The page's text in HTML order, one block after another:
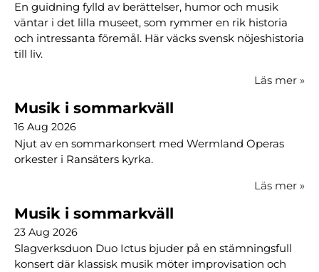
En guidning fylld av berättelser, humor och musik
väntar i det lilla museet, som rymmer en rik historia
och intressanta föremål. Här väcks svensk nöjeshistoria
till liv.
Läs mer »
Musik i sommarkväll
16 Aug 2026
Njut av en sommarkonsert med Wermland Operas
orkester i Ransäters kyrka.
Läs mer »
Musik i sommarkväll
23 Aug 2026
Slagverksduon Duo Ictus bjuder på en stämningsfull
konsert där klassisk musik möter improvisation och